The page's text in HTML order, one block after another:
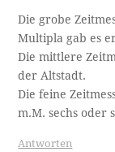
Die grobe
Multipla gab es
Die mittlere
der Altstadt.
Die feine
m.M. sechs oder
Antworten